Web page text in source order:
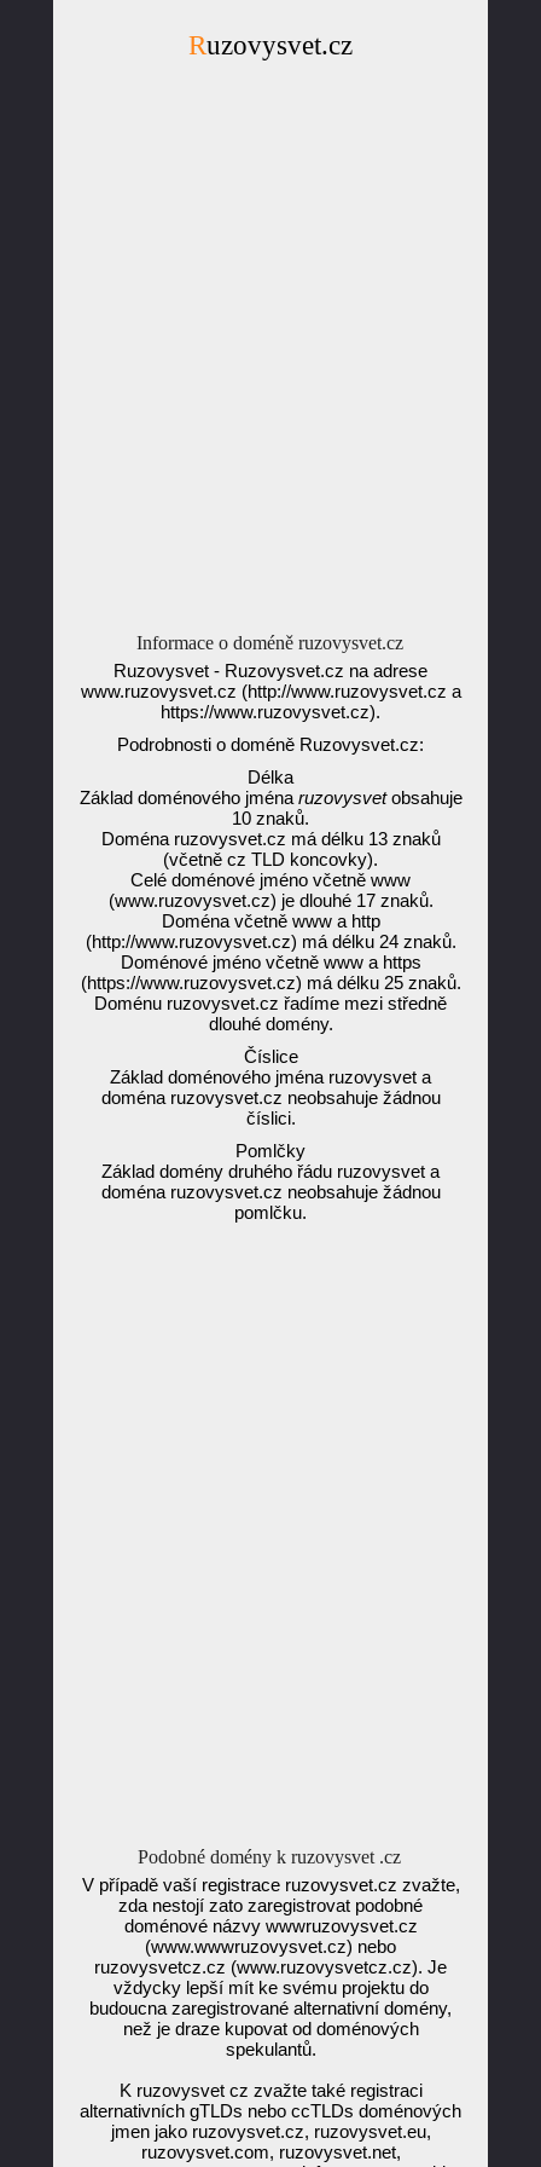
Ruzovysvet.cz
Informace o doméně ruzovysvet.cz
Ruzovysvet - Ruzovysvet.cz na adrese
www.ruzovysvet.cz (http://www.ruzovysvet.cz a
https://www.ruzovysvet.cz).
Podrobnosti o doméně Ruzovysvet.cz:
Délka
Základ doménového jména ruzovysvetobsahuje
10 znaků.
Doména ruzovysvet.cz má délku 13 znaků
(včetně cz TLD koncovky).
Celé doménové jméno včetně www
(www.ruzovysvet.cz) je dlouhé 17 znaků.
Doména včetně www a http
(http://www.ruzovysvet.cz) má délku 24 znaků.
Doménové jméno včetně www a https
(https://www.ruzovysvet.cz) má délku 25 znaků.
Doménu ruzovysvet.cz řadíme mezi středně
dlouhé domény.
Číslice
Základ doménového jména ruzovysvet a
doména ruzovysvet.cz neobsahuje žádnou
číslici.
Pomlčky
Základ domény druhého řádu ruzovysvet a
doména ruzovysvet.cz neobsahuje žádnou
pomlčku.
Podobné domény k ruzovysvet .cz
V případě vaší registrace ruzovysvet.cz zvažte,
zda nestojí zato zaregistrovat podobné
doménové názvy wwwruzovysvet.cz
(www.wwwruzovysvet.cz) nebo
ruzovysvetcz.cz (www.ruzovysvetcz.cz). Je
vždycky lepší mít ke svému projektu do
budoucna zaregistrované alternativní domény,
než je draze kupovat od doménových
spekulantů.
K ruzovysvet cz zvažte také registraci
alternativních gTLDs nebo ccTLDs doménových
jmen jako ruzovysvet.cz, ruzovysvet.eu,
ruzovysvet.com, ruzovysvet.net,